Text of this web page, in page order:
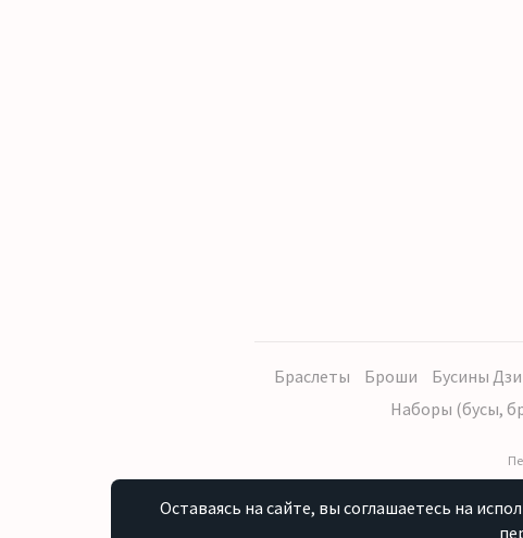
Браслеты Броши Бусины
Наборы (бусы,
Оставаясь на сайте, вы соглашаетесь на